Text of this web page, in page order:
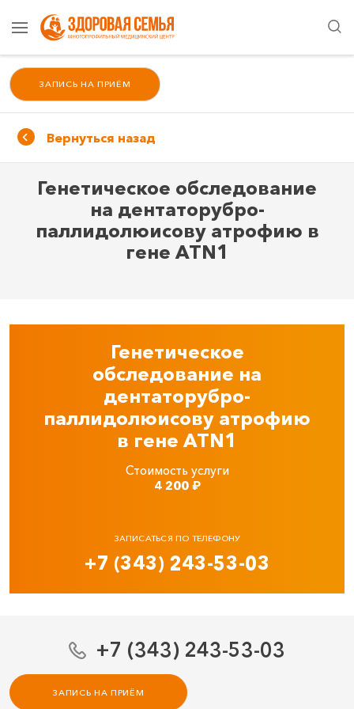
ЗАПИСЬ НА ПРИЁМ
Вернуться назад
Генетическое обследование
на дентаторубро-
паллидолюисову атрофию в
гене ATN1
Генетическое
обследование на
дентаторубро-
паллидолюисову атрофию
в гене ATN1
Стоимость услуги
4 200₽
ЗАПИСАТЬСЯ ПО ТЕЛЕФОНУ
+7 (343) 243-53-03
+7 (343) 243-53-03
ЗАПИСЬ НА ПРИЁМ